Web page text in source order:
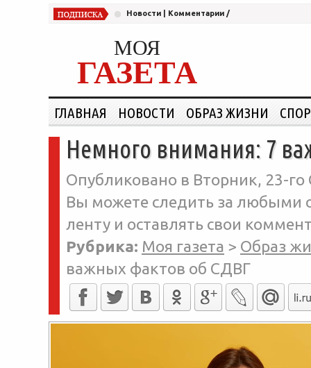
Новости Комментарии /
МОЯ
ГАЗЕТА
ГЛАВНАЯ НОВОСТИ ОБРАЗ ЖИЗНИ
Немного внимания: 7
Опубликовано в Вторник, 23-го
Вы можете следить за любыми
ленту и оставлять свои
Рубрика: Моя газета > Образ
важных фактов об СДВГ